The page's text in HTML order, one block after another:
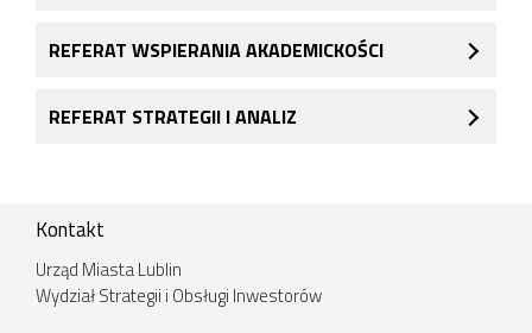
REFERAT WSPIERANIA AKADEMICKOŚCI
REFERAT STRATEGII I ANALIZ
Kontakt
Urząd Miasta Lublin
Wydział Strategii i Obsługi Inwestorów